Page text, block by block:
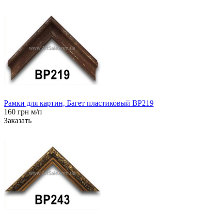
Рамки для картин, Багет пластиковый BP219
160 грн м/п
Заказать